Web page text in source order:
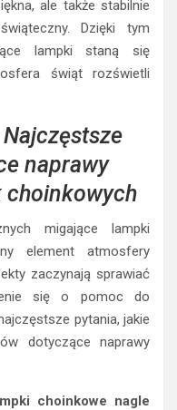
ale także stabilnie
Dzięki tym
lampki staną się
świąt rozświetli
naprawy
choinkowych
migające lampki
element atmosfery
zaczynają sprawiać
się o pomoc do
pytania, jakie
dotyczące naprawy
choinkowe nagle